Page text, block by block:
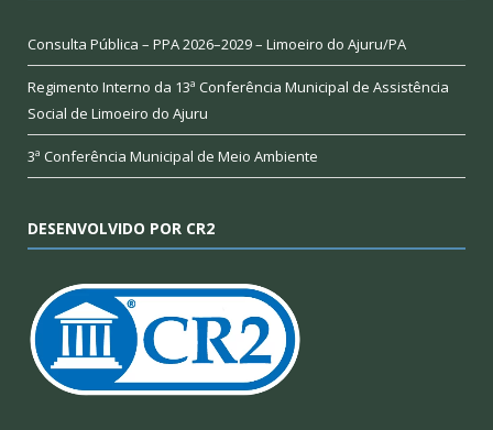
Consulta Pública – PPA 2026–2029 – Limoeiro do Ajuru/PA
Regimento Interno da 13ª Conferência Municipal de Assistência
Social de Limoeiro do Ajuru
3ª Conferência Municipal de Meio Ambiente
DESENVOLVIDO POR CR2